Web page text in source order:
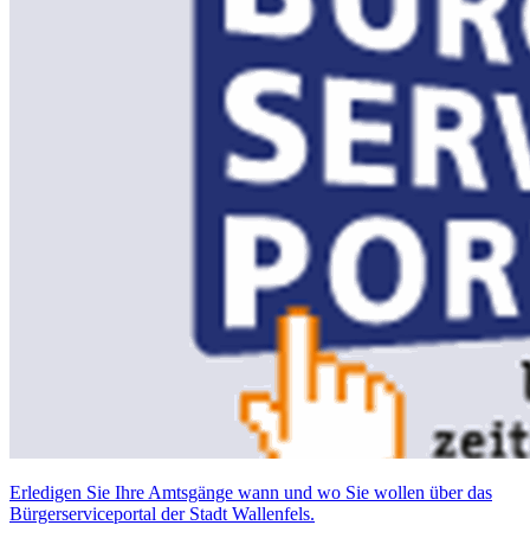
Erledigen Sie Ihre Amtsgänge wann und wo Sie wollen über das
Bürgerserviceportal der Stadt Wallenfels.